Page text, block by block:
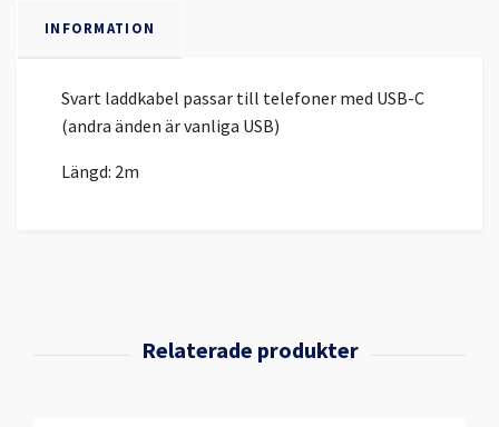
INFORMATION
Svart laddkabel passar till telefoner med USB-C
(andra änden är vanliga USB)
Längd: 2m